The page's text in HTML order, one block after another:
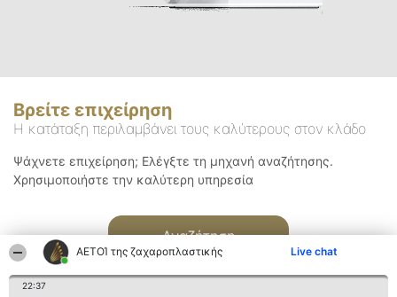
ΑΕΤΟΊ της ζαχαροπλαστικής Live chat
22:37
Βρείτε επιχείρηση
Η κατάταξη περιλαμβάνει τους καλύτερους στον κλάδο
Ψάχνετε επιχείρηση; Ελέγξτε τη μηχανή αναζήτησης.
Χρησιμοποιήστε την καλύτερη υπηρεσία
Αναζήτηση